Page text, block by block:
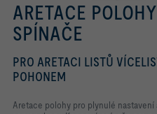
ARETACE
SPÍNAČE
PRO ARETACI LISTŮ
POHONEM
Aretace polohy pro plynulé